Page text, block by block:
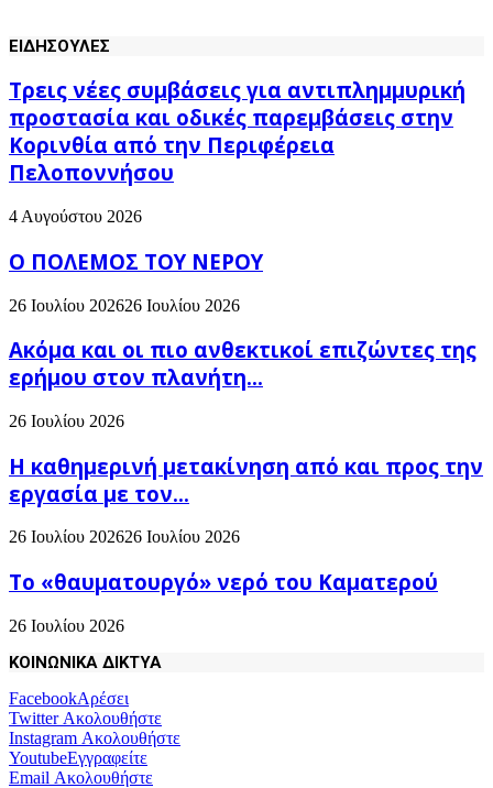
ΕΙΔΗΣΟΥΛΕΣ
Τρεις νέες συμβάσεις για αντιπλημμυρική
προστασία και οδικές παρεμβάσεις στην
Κορινθία από την Περιφέρεια
Πελοποννήσου
4 Αυγούστου 2026
Ο ΠΟΛΕΜΟΣ ΤΟΥ ΝΕΡΟΥ
26 Ιουλίου 202626 Ιουλίου 2026
Ακόμα και οι πιο ανθεκτικοί επιζώντες της
ερήμου στον πλανήτη...
26 Ιουλίου 2026
H καθημερινή μετακίνηση από και προς την
εργασία με τον...
26 Ιουλίου 202626 Ιουλίου 2026
Το «θαυματουργό» νερό του Καματερού
26 Ιουλίου 2026
ΚΟΙΝΩΝΙΚΑ ΔΙΚΤΥΑ
FacebookΑρέσει
TwitterΑκολουθήστε
Instagram Ακολουθήστε
YoutubeΕγγραφείτε
Email Ακολουθήστε